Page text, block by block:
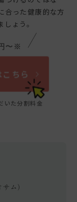
合った健康的な方
ょう。
〜※
ちら
いた分割料金
ム）